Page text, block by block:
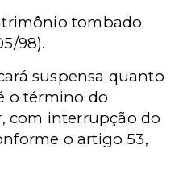
tombado
98).
suspensa quanto
o término do
com interrupção do
o artigo 53,